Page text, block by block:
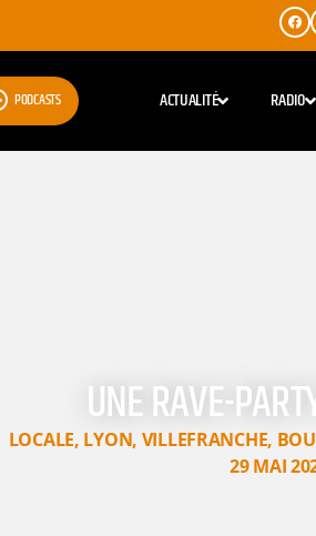
PODCASTS ACTUALITÉ RADIO
UNE RAVE-
LOCALE, LYON, VILLEFRANCHE,
29 MAI